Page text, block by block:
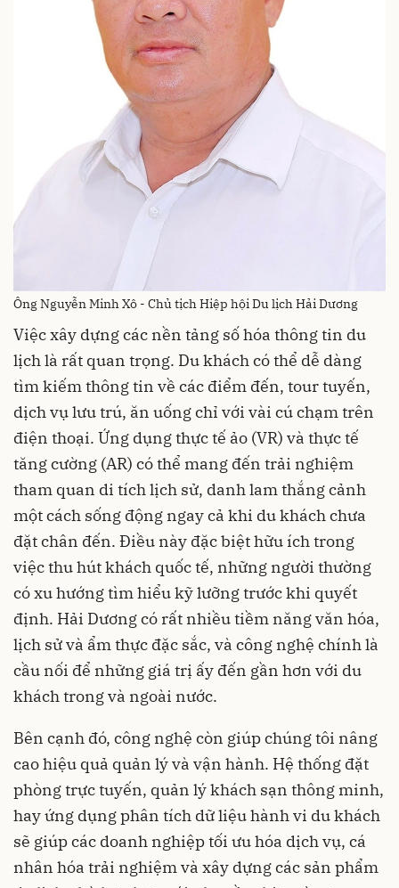
Ông Nguyễn Minh Xô - Chủ tịch Hiệp hội Du lịch Hải Dương
Việc xây dựng các nền tảng số hóa thông tin du
lịch là rất quan trọng. Du khách có thể dễ dàng
tìm kiếm thông tin về các điểm đến, tour tuyến,
dịch vụ lưu trú, ăn uống chỉ với vài cú chạm trên
điện thoại. Ứng dụng thực tế ảo (VR) và thực tế
tăng cường (AR) có thể mang đến trải nghiệm
tham quan di tích lịch sử, danh lam thắng cảnh
một cách sống động ngay cả khi du khách chưa
đặt chân đến. Điều này đặc biệt hữu ích trong
việc thu hút khách quốc tế, những người thường
có xu hướng tìm hiểu kỹ lưỡng trước khi quyết
định. Hải Dương có rất nhiều tiềm năng văn hóa,
lịch sử và ẩm thực đặc sắc, và công nghệ chính là
cầu nối để những giá trị ấy đến gần hơn với du
khách trong và ngoài nước.
Bên cạnh đó, công nghệ còn giúp chúng tôi nâng
cao hiệu quả quản lý và vận hành. Hệ thống đặt
phòng trực tuyến, quản lý khách sạn thông minh,
hay ứng dụng phân tích dữ liệu hành vi du khách
sẽ giúp các doanh nghiệp tối ưu hóa dịch vụ, cá
nhân hóa trải nghiệm và xây dựng các sản phẩm